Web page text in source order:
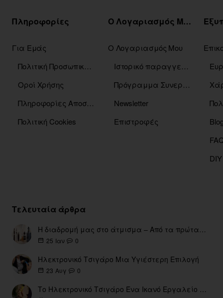
Πληροφορίες
Για Εμάς
Πολιτική Προσωπικών Δεδομένων
Οροί Χρήσης
Πληροφορίες Αποστόλης
Πολιτική Cookies
Ο Λογαριασμός Μου
Ο Λογαριασμός Μου
Ιστορικό παραγγελιών
Πρόγραμμα Συνεργατών
Newsletter
Επιστροφές
Τελευταία άρθρα
Η διαδρομή μας στο άτμισμα – Από τα πρώτα eGo έως τη σύγχρονη εποχή
25 Ιαν 0
Ηλεκτρονικό Τσιγάρο Μια Υγιέστερη Επιλογή
23 Αυγ 0
Το Ηλεκτρονικό Τσιγάρο Ένα Ικανό Εργαλείο για τη Διακοπή του Καπνίσματος